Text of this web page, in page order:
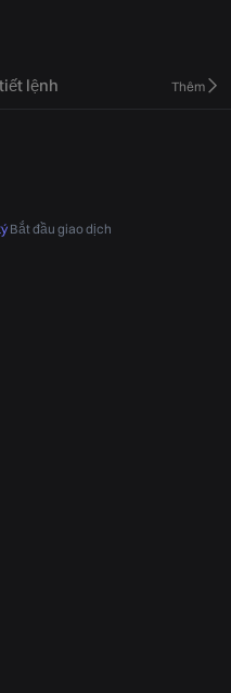
lệnh Thêm
Bắt đầu giao dịch